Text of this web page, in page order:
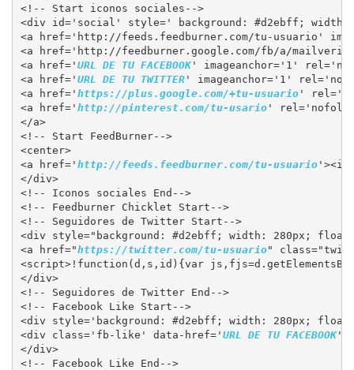
<!-- Start iconos sociales-->
<div id='social' style=' background: #d2ebff;
<a href='http://feeds.feedburner.com/tu-usuario'
<a href='http://feedburner.google.com/fb/a/
<a href=' URL DE TU FACEBOOK' imageanchor='1'
<a href=' URL DE TU TWITTER' imageanchor='1'
<a href=' https://plus.google.com/+tu-usuario'
<a href=' http://pinterest.com/tu-usario'
</a>
<!-- Start FeedBurner-->
<center>
<a href=' http://feeds.feedburner.com/tu-usuario
</div>
<!-- Iconos sociales End-->
<!-- Feedburner Chicklet Start-->
<!-- Seguidores de Twitter Start-->
<div style="background: #d2ebff; width: 280px;
<a href="https://twitter.com/tu-usuario"
<script>!function(d,s,id){var
</div>
<!-- Seguidores de Twitter End-->
<!-- Facebook Like Start-->
<div style='background: #d2ebff; width: 280px;
<div class='fb-like' data-href=' URL DE TU FACEBOOK'
</div>
<!-- Facebook Like End-->